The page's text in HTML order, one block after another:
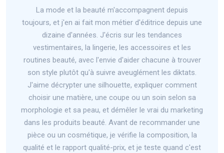
La mode et la beauté m'accompagnent depuis
toujours, et j'en ai fait mon métier d'éditrice depuis une
dizaine d'années. J'écris sur les tendances
vestimentaires, la lingerie, les accessoires et les
routines beauté, avec l'envie d'aider chacune à trouver
son style plutôt qu'à suivre aveuglément les diktats.
J'aime décrypter une silhouette, expliquer comment
choisir une matière, une coupe ou un soin selon sa
morphologie et sa peau, et démêler le vrai du marketing
dans les produits beauté. Avant de recommander une
pièce ou un cosmétique, je vérifie la composition, la
qualité et le rapport qualité-prix, et je teste quand c'est